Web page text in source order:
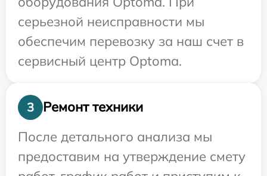
серьезной неисправности мы
обеспечим перевозку за наш счет в
сервисный центр Optoma.
3
Ремонт техники
После детального анализа мы
предоставим на утверждение смету